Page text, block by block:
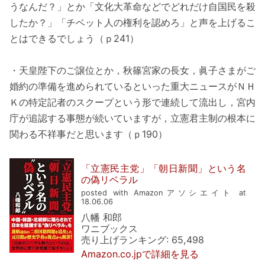
うなんだ？」とか「文化大革命などでどれだけ自国民を殺
したか？」「チベット人の権利を認めろ」と声を上げるこ
とはできるでしょう（ｐ241）
・天皇陛下のご譲位とか，秋篠宮家の長女，眞子さまがご
婚約の準備を進められているといった重大ニュースがＮＨ
Ｋの特定記者のスクープという形で連続して流出し，宮内
庁が追認する事態が続いていますが，立憲君主制の根本に
関わる不祥事だと思います（ｐ190）
「立憲民主党」「朝日新聞」という名
の偽リベラル
posted with Amazonアソシエイト at
18.06.06
八幡 和郎
ワニブックス
売り上げランキング: 65,498
Amazon.co.jpで詳細を見る